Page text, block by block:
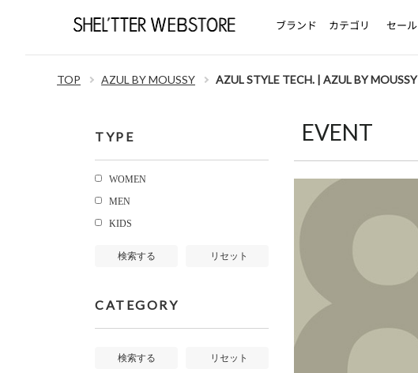
ブランド カテゴリ セール
TOP AZUL BY MOUSSY AZUL STYLE TECH. | AZUL BY MOUSSY
TYPE
WOMEN
MEN
KIDS
検索する リセット
CATEGORY
検索する リセット
EVENT